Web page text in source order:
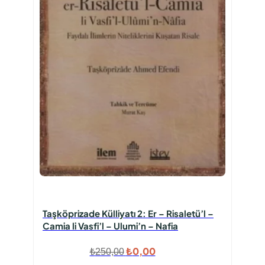
Taşköprizade Külliyatı 2: Er – Risaletü’l –
Camia li Vasfi’l – Ulumi’n – Nafia
₺250,00 Orijinal
₺0,00Şu